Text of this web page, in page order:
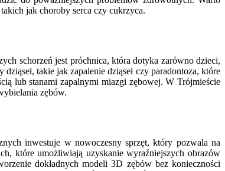
jak choroby serca czy cukrzyca.
schorzeń jest próchnica, która dotyka zarówno dzieci,
takie jak zapalenie dziąseł czy paradontoza, które
lub stanami zapalnymi miazgi zębowej. W Trójmieście
zębów.
inwestuje w nowoczesny sprzęt, który pozwala na
które umożliwiają uzyskanie wyraźniejszych obrazów
dokładnych modeli 3D zębów bez konieczności